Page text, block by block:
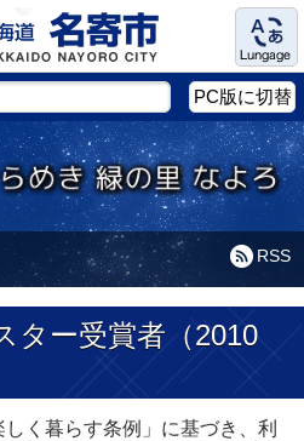
Language
PC版に切替
RSS
ター受賞者（2010
く暮らす条例」に基づき、利